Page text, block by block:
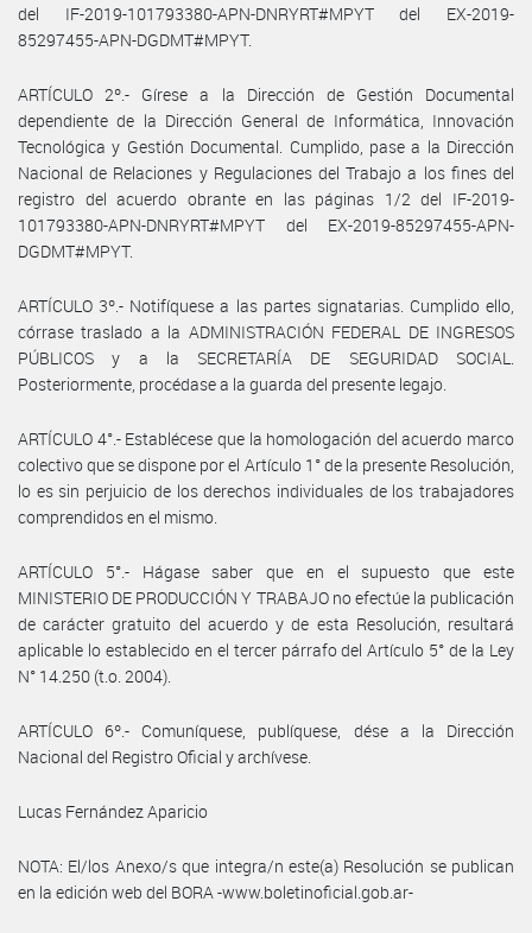
del IF-2019-101793380-APN-DNRYRT#MPYT del EX-2019-
85297455-APN-DGDMT#MPYT.
ARTÍCULO 2º.- Gírese a la Dirección de Gestión Documental
dependiente de la Dirección General de Informática, Innovación
Tecnológica y Gestión Documental. Cumplido, pase a la Dirección
Nacional de Relaciones y Regulaciones del Trabajo a los fines del
registro del acuerdo obrante en las páginas 1/2 del IF-2019-
101793380-APN-DNRYRT#MPYT del EX-2019-85297455-APN-
DGDMT#MPYT.
ARTÍCULO 3º.- Notifíquese a las partes signatarias. Cumplido ello,
córrase traslado a la ADMINISTRACIÓN FEDERAL DE INGRESOS
PÚBLICOS y a la SECRETARÍA DE SEGURIDAD SOCIAL.
Posteriormente, procédase a la guarda del presente legajo.
ARTÍCULO 4°.- Establécese que la homologación del acuerdo marco
colectivo que se dispone por el Artículo 1° de la presente Resolución,
lo es sin perjuicio de los derechos individuales de los trabajadores
comprendidos en el mismo.
ARTÍCULO 5°.- Hágase saber que en el supuesto que este
MINISTERIO DE PRODUCCIÓN Y TRABAJO no efectúe la publicación
de carácter gratuito del acuerdo y de esta Resolución, resultará
aplicable lo establecido en el tercer párrafo del Artículo 5° de la Ley
N° 14.250 (t.o. 2004).
ARTÍCULO 6º.- Comuníquese, publíquese, dése a la Dirección
Nacional del Registro Oficial y archívese.
Lucas Fernández Aparicio
NOTA: El/los Anexo/s que integra/n este(a) Resolución se publican
en la edición web del BORA -www.boletinoficial.gob.ar-